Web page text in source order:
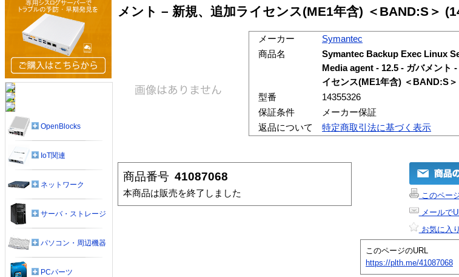
メント – 新規、追加ライセンス(ME1年含) ＜BAND:S＞
メーカー
Symantec
商品名
Symantec Backup Exec Linux
Media agent - 12.5 - ガバメント
イセンス(ME1年含) ＜BAND:S＞
型番
14355326
保証条件
メーカー保証
返品について
特定商取引法に基づく表示
商品番号 41087068
本商品は販売を終了しました
このペー
メールで
お気に入
このページのURL
https://plth.me/41087068
OpenBlocks
IoT関連
ネットワーク
サーバ・ストレージ
パソコン・周辺機器
PCパーツ